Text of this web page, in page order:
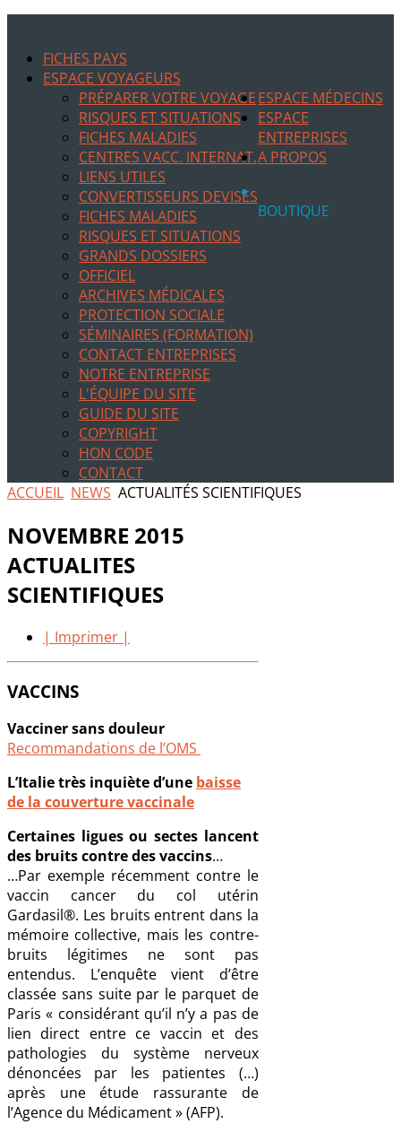
FICHES PAYS
ESPACE VOYAGEURS
PRÉPARER VOTRE VOYAGE
RISQUES ET SITUATIONS
FICHES MALADIES
CENTRES VACC. INTERNAT.
LIENS UTILES
CONVERTISSEURS DEVISES
ESPACE MÉDECINS
FICHES MALADIES
RISQUES ET SITUATIONS
GRANDS DOSSIERS
OFFICIEL
ARCHIVES MÉDICALES
ESPACE
ENTREPRISES
PROTECTION SOCIALE
SÉMINAIRES (FORMATION)
CONTACT ENTREPRISES
A PROPOS
NOTRE ENTREPRISE
L'ÉQUIPE DU SITE
GUIDE DU SITE
COPYRIGHT
HON CODE
CONTACT
BOUTIQUE
ACCUEIL NEWS ACTUALITÉS SCIENTIFIQUES
NOVEMBRE 2015
ACTUALITES
SCIENTIFIQUES
| Imprimer |
VACCINS
Vacciner sans douleur
Recommandations de l’OMS
L’Italie très inquiète d’une baisse
de la couverture vaccinale
Certaines ligues ou sectes lancent
des bruits contre des vaccins…
…Par exemple récemment contre le
vaccin cancer du col utérin
Gardasil®. Les bruits entrent dans la
mémoire collective, mais les contre-
bruits légitimes ne sont pas
entendus. L’enquête vient d’être
classée sans suite par le parquet de
Paris « considérant qu’il n’y a pas de
lien direct entre ce vaccin et des
pathologies du système nerveux
dénoncées par les patientes (…)
après une étude rassurante de
l’Agence du Médicament » (AFP).